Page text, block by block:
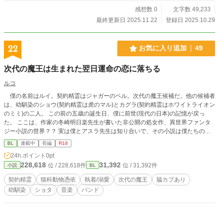
感想数 0
文字数 49,233
最終更新日 2025.11.22
登録日 2025.10.29
22 お気に入り追加 49
次代の魔王は生まれた翌日運命の恋に落ちる
ルコ
僕の名前はルイ。契約精霊はジャガーのベル。次代の魔王候補だ。他の候補者
は、幼馴染のショウ(契約精霊は虎のマル)とカグラ(契約精霊はホワイトライオン
のミミ)の二人。 この前の五歳の誕生日、僕に前世(現代の日本)の記憶が戻っ
た。 ここは、作家の冬崎明日楽先生が書いた非公開の処女作、異世界ファンタ
ジー小説の世界？？ 実は僕とアスラ先生は知り合いで、その小説は僕たちの身
近な人物が丸ごと異世界に居たら？っていう設定なんだ。 で、非公開を条件に
アスラ先生に許可をもらって、その続編を前世の僕(月影瑠依 十五歳)が好き勝手
に書いてたんだけど、それがそのまま現実になってる？？ けど、元の世界とは
幼馴染のショウの性格が違いすぎて・・僕の願望通りに優しくなり過ぎだよ
っ！！ 次代の魔王(僕が書いた小説ではショウが魔王になる)がこれでいい
の？？！ これは、次代の魔王がただひたすら甘々に幼馴染を溺愛するだけの物
語？？ そして、今代の魔王がひたすら王妃を溺愛する物語でもある。 ーーーー
BL 連載中 長編 R18
24h.ポイント 0pt
小説 228,618 位 / 228,618件 BL 31,392 位 / 31,392件
契約精霊 猫科動物憑依 執着/溺愛 次代の魔王
脇カプあり
幼馴染
ショタ 音楽 バンド